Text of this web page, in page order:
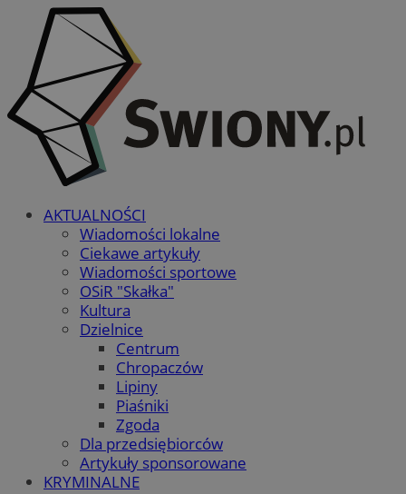
AKTUALNOŚCI
Wiadomości lokalne
Ciekawe artykuły
Wiadomości sportowe
OSiR "Skałka"
Kultura
Dzielnice
Centrum
Chropaczów
Lipiny
Piaśniki
Zgoda
Dla przedsiębiorców
Artykuły sponsorowane
KRYMINALNE